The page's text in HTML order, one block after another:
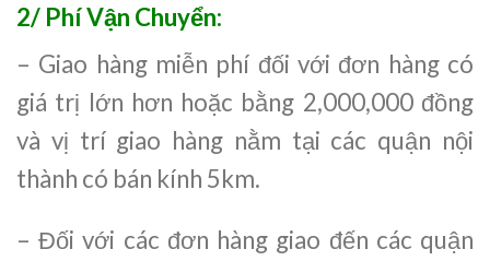
2/ Phí Vận Chuyển:
– Giao hàng miễn phí đối với đơn hàng có
giá trị lớn hơn hoặc bằng 2,000,000 đồng
và vị trí giao hàng nằm tại các quận nội
thành có bán kính 5km.
– Đối với các đơn hàng giao đến các quận